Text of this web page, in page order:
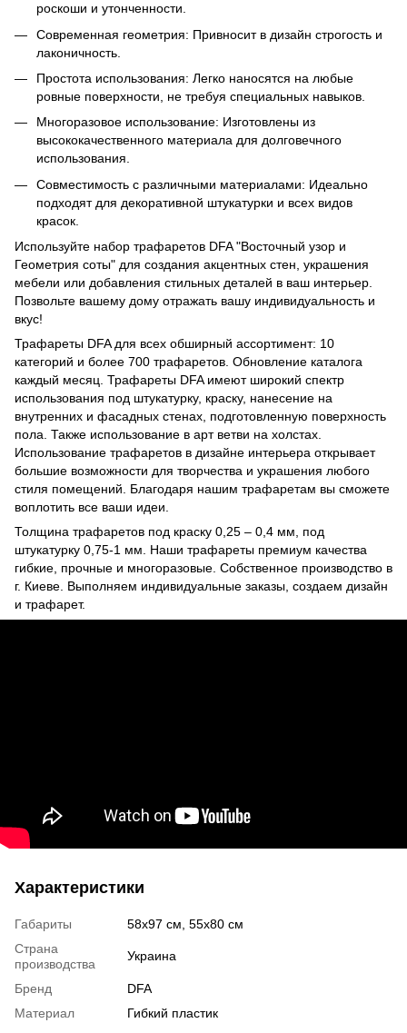
роскоши и утонченности.
Современная геометрия: Привносит в дизайн строгость и
лаконичность.
Простота использования: Легко наносятся на любые
ровные поверхности, не требуя специальных навыков.
Многоразовое использование: Изготовлены из
высококачественного материала для долговечного
использования.
Совместимость с различными материалами: Идеально
подходят для декоративной штукатурки и всех видов
красок.
Используйте набор трафаретов DFA "Восточный узор и
Геометрия соты" для создания акцентных стен, украшения
мебели или добавления стильных деталей в ваш интерьер.
Позвольте вашему дому отражать вашу индивидуальность и
вкус!
Трафареты DFA для всех обширный ассортимент: 10
категорий и более 700 трафаретов. Обновление каталога
каждый месяц. Трафареты DFA имеют широкий спектр
использования под штукатурку, краску, нанесение на
внутренних и фасадных стенах, подготовленную поверхность
пола. Также использование в арт ветви на холстах.
Использование трафаретов в дизайне интерьера открывает
большие возможности для творчества и украшения любого
стиля помещений. Благодаря нашим трафаретам вы сможете
воплотить все ваши идеи.
Толщина трафаретов под краску 0,25 – 0,4 мм, под
штукатурку 0,75-1 мм. Наши трафареты премиум качества
гибкие, прочные и многоразовые. Собственное производство в
г. Киеве. Выполняем индивидуальные заказы, создаем дизайн
и трафарет.
Характеристики
Габариты
58x97 см, 55x80 см
Страна
производства
Украина
Бренд
DFA
Материал
Гибкий пластик